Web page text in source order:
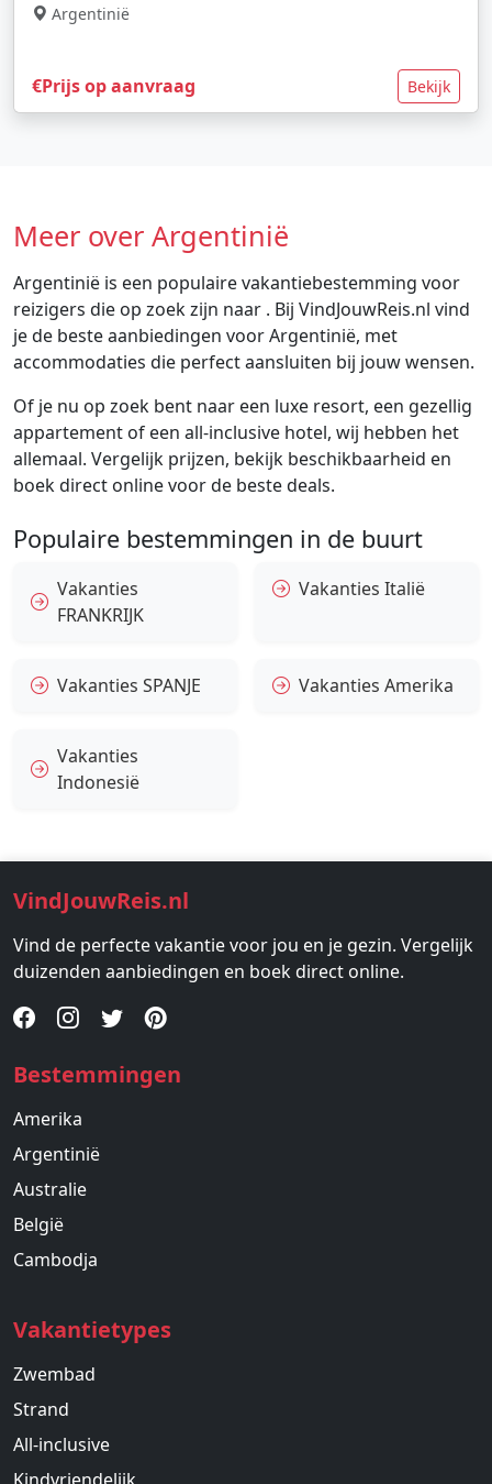
Argentinië
€Prijs op aanvraag Bekijk
Meer over Argentinië
Argentinië is een populaire vakantiebestemming voor
reizigers die op zoek zijn naar . Bij VindJouwReis.nl vind
je de beste aanbiedingen voor Argentinië, met
accommodaties die perfect aansluiten bij jouw wensen.
Of je nu op zoek bent naar een luxe resort, een gezellig
appartement of een all-inclusive hotel, wij hebben het
allemaal. Vergelijk prijzen, bekijk beschikbaarheid en
boek direct online voor de beste deals.
Populaire bestemmingen in de buurt
Vakanties
FRANKRIJK
Vakanties Italië
Vakanties SPANJE Vakanties Amerika
Vakanties
Indonesië
VindJouwReis.nl
Vind de perfecte vakantie voor jou en je gezin. Vergelijk
duizenden aanbiedingen en boek direct online.
Bestemmingen
Amerika
Argentinië
Australie
België
Cambodja
Vakantietypes
Zwembad
Strand
All-inclusive
Kindvriendelijk